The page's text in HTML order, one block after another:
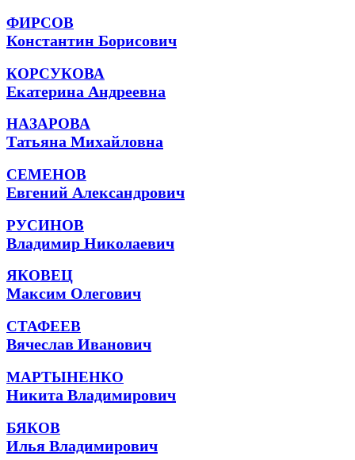
ФИРСОВ
Константин Борисович
КОРСУКОВА
Екатерина Андреевна
НАЗАРОВА
Татьяна Михайловна
СЕМЕНОВ
Евгений Александрович
РУСИНОВ
Владимир Николаевич
ЯКОВЕЦ
Максим Олегович
СТАФЕЕВ
Вячеслав Иванович
МАРТЫНЕНКО
Никита Владимирович
БЯКОВ
Илья Владимирович